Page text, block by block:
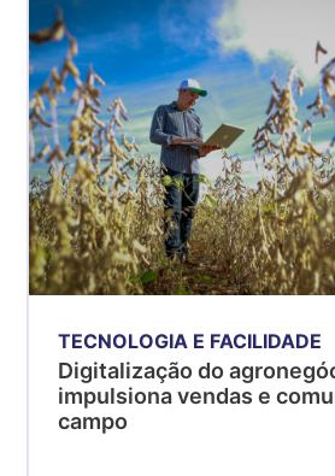
TECNOLOGIA E FACILIDADE
Digitalização do
impulsiona vendas e
campo